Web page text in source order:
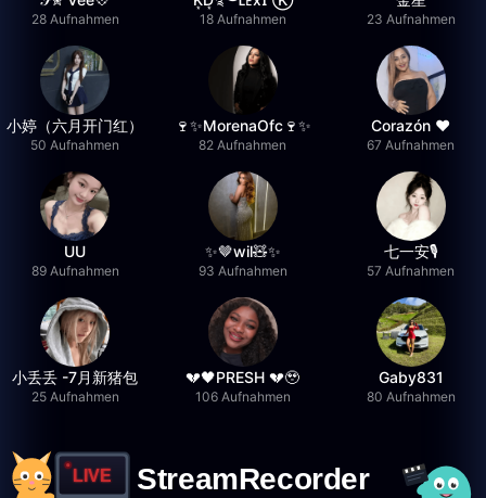
28 Aufnahmen 18 Aufnahmen 23 Aufnahmen
小婷（六月开门红）
50 Aufnahmen
🍷✨MorenaOfc🍷✨
82 Aufnahmen
Corazón ♥
67 Aufnahmen
UU
89 Aufnahmen
✨🤎wil🧸✨
93 Aufnahmen
七一安🎙️
57 Aufnahmen
小丢丢 -7月新猪包
25 Aufnahmen
💔🖤PRESH 💔🥹
106 Aufnahmen
Gaby831
80 Aufnahmen